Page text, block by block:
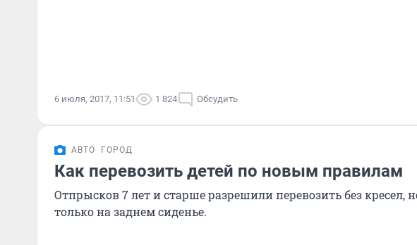
6 июля, 2017, 11:51 1 824 Обсудить
АВТО ГОРОД
Как перевозить детей по новым правилам
Отпрысков 7 лет и старше разрешили перевозить без кресел,
только на заднем сиденье.